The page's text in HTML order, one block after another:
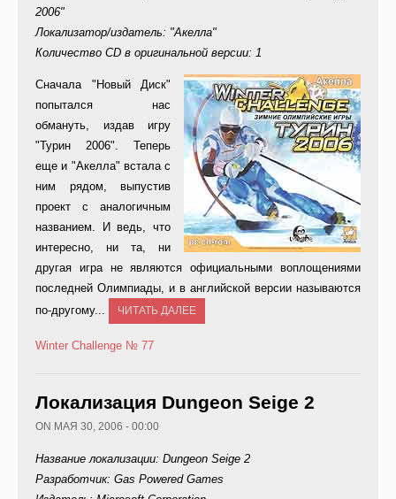
2006"
Локализатор/издатель: "Акелла"
Количество CD в оригинальной версии: 1
Сначала "Новый Диск"
попытался нас
обмануть, издав игру
"Турин 2006". Теперь
еще и "Акелла" встала с
ним рядом, выпустив
проект с аналогичным
названием. И ведь, что
интересно, ни та, ни
другая игра не являются официальными воплощениями
последней Олимпиады, и в английской версии называются
по-другому...
ЧИТАТЬ ДАЛЕЕ
Winter Challenge № 77
Локализация Dungeon Seige 2
ON МАЯ 30, 2006 - 00:00
Название локализации: Dungeon Seige 2
Разработчик: Gas Powered Games